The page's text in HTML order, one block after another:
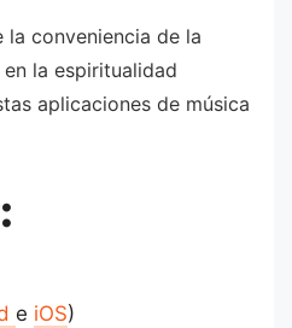
conveniencia de la
la espiritualidad
aplicaciones de música
:
e iOS)